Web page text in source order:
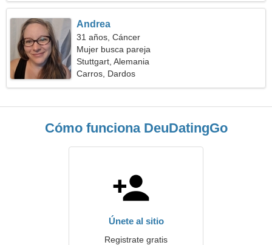
Andrea
31 años, Cáncer
Mujer busca pareja
Stuttgart, Alemania
Carros, Dardos
Cómo funciona DeuDatingGo
Únete al sitio
Registrate gratis